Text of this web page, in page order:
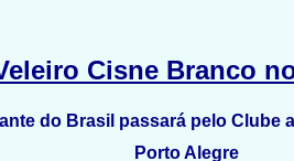
Cisne Branco
do Brasil passará pelo Clube
Porto Alegre